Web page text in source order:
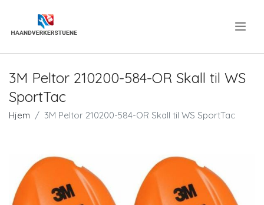
3M Peltor 210200-584-OR Skall til WS
SportTac
Hjem 3M Peltor 210200-584-OR Skall til WS SportTac